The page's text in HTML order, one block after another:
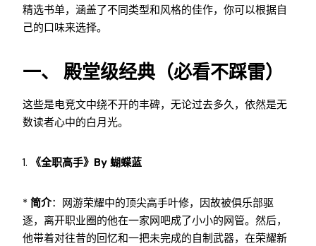
精选书单，涵盖了不同类型和风格的佳作，你可以根据自
己的口味来选择。
一、 殿堂级经典（必看不踩雷）
这些是电竞文中绕不开的丰碑，无论过去多久，依然是无
数读者心中的白月光。
1. 《全职高手》by 蝴蝶蓝
* 简介：网游荣耀中的顶尖高手叶修，因故被俱乐部驱
逐，离开职业圈的他在一家网吧成了小小的网管。然后，
他带着对往昔的回忆和一把未完成的自制武器，在荣耀新